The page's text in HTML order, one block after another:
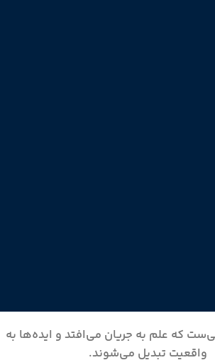
که علم به جریان می‌افتد و ایده‌ها به
واقعیت تبدیل می‌شوند.